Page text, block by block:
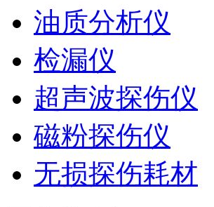
油质分析仪
检漏仪
超声波探伤仪
磁粉探伤仪
无损探伤耗材